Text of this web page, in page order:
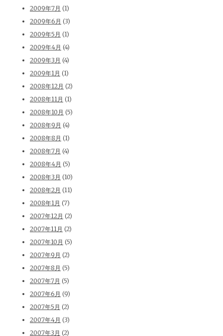
2009年7月 (1)
2009年6月 (3)
2009年5月 (1)
2009年4月 (4)
2009年3月 (4)
2009年1月 (1)
2008年12月 (2)
2008年11月 (1)
2008年10月 (5)
2008年9月 (4)
2008年8月 (1)
2008年7月 (4)
2008年4月 (5)
2008年3月 (10)
2008年2月 (11)
2008年1月 (7)
2007年12月 (2)
2007年11月 (2)
2007年10月 (5)
2007年9月 (2)
2007年8月 (5)
2007年7月 (5)
2007年6月 (9)
2007年5月 (2)
2007年4月 (3)
2007年3月 (2)